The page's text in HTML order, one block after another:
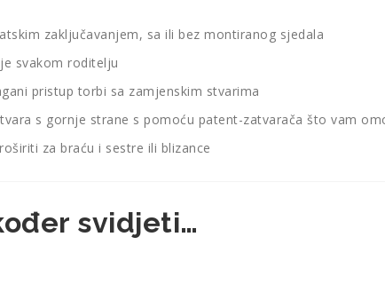
zaključavanjem, sa ili bez montiranog sjedala
svakom roditelju
pristup torbi sa zamjenskim stvarima
s gornje strane s pomoću patent-zatvarača što vam
za braću i sestre ili blizance
svidjeti…